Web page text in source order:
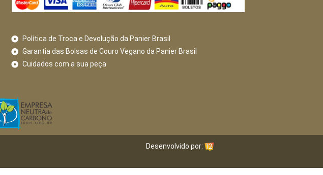
Política de Troca e Devolução da Panier Brasil
Garantia das Bolsas de Couro Vegano da Panier Brasil
Cuidados com a sua peça
Desenvolvido por: